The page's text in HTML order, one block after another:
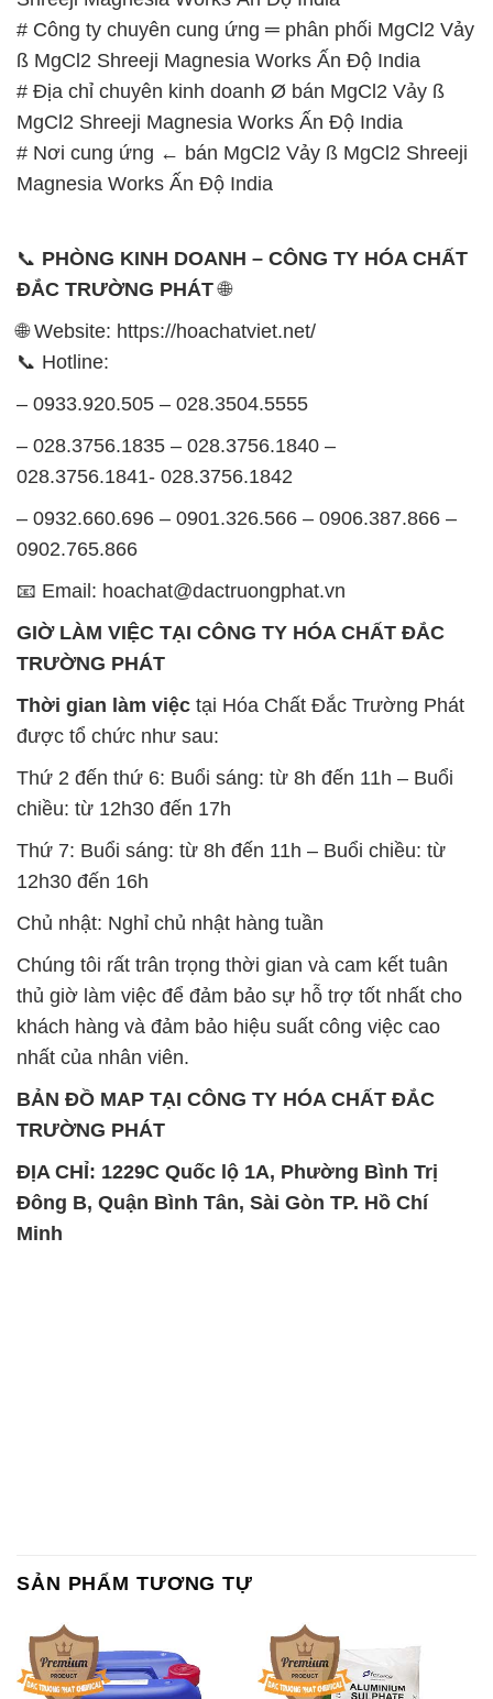
# Nơi cung ứng ← bán MgCl2 Vảy ß MgCl2 Shreeji
Magnesia Works Ấn Độ India
📞PHÒNG KINH DOANH – CÔNG TY HÓA CHẤT
ĐẮC TRƯỜNG PHÁT🌐
🌐 Website: https://hoachatviet.net/
– 0933.920.505 – 028.3504.5555
028.3756.1841- 028.3756.1842
0902.765.866
📧 Email: hoachat@dactruongphat.vn
TRƯỜNG PHÁT
được tổ chức như sau:
Thứ 2 đến thứ 6: Buổi sáng: từ 8h đến 11h – Buổi
chiều: từ 12h30 đến 17h
Thứ 7: Buổi sáng: từ 8h đến 11h – Buổi chiều: từ
12h30 đến 16h
Chủ nhật: Nghỉ chủ nhật hàng tuần
thủ giờ làm việc để đảm bảo sự hỗ trợ tốt nhất cho
khách hàng và đảm bảo hiệu suất công việc cao
nhất của nhân viên.
BẢN ĐỒ MAP TẠI CÔNG TY HÓA CHẤT ĐẮC
TRƯỜNG PHÁT
ĐỊA CHỈ: 1229C Quốc lộ 1A, Phường Bình Trị
Đông B, Quận Bình Tân, Sài Gòn TP. Hồ Chí
Minh